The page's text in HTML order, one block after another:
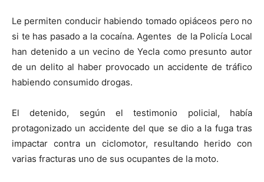
Le permiten conducir habiendo tomado opiáceos pero no
si te has pasado a la cocaína. Agentes de la Policía Local
han detenido a un vecino de Yecla como presunto autor
de un delito al haber provocado un accidente de tráfico
habiendo consumido drogas.
El detenido, según el testimonio policial, había
protagonizado un accidente del que se dio a la fuga tras
impactar contra un ciclomotor, resultando herido con
varias fracturas uno de sus ocupantes de la moto.